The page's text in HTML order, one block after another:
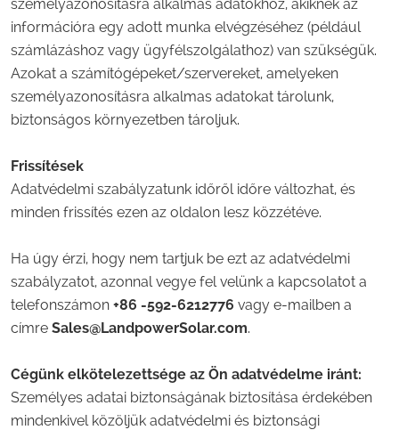
személyazonosításra alkalmas adatokhoz, akiknek az
információra egy adott munka elvégzéséhez (például
számlázáshoz vagy ügyfélszolgálathoz) van szükségük.
Azokat a számítógépeket/szervereket, amelyeken
személyazonosításra alkalmas adatokat tárolunk,
biztonságos környezetben tároljuk.
Frissítések
Adatvédelmi szabályzatunk időről időre változhat, és
minden frissítés ezen az oldalon lesz közzétéve.
Ha úgy érzi, hogy nem tartjuk be ezt az adatvédelmi
szabályzatot, azonnal vegye fel velünk a kapcsolatot a
telefonszámon +86 -592-6212776 vagy e-mailben a
címre Sales@LandpowerSolar.com.
Cégünk elkötelezettsége az Ön adatvédelme iránt:
Személyes adatai biztonságának biztosítása érdekében
mindenkivel közöljük adatvédelmi és biztonsági